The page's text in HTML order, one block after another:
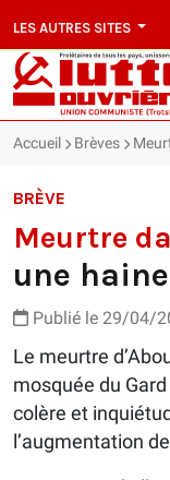
LES AUTRES SITES
Accueil Brèves
BRÈVE
Meurtre
une
Publié le 29/04/
Le meurtre
mosquée du
colère et
l’augmentation